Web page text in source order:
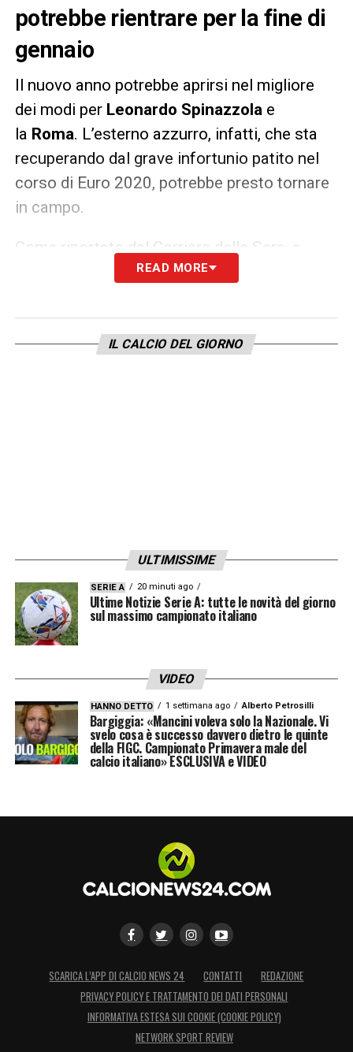
potrebbe rientrare per la fine di
gennaio
Il nuovo anno potrebbe aprirsi nel migliore
dei modi per Leonardo Spinazzola e
la Roma. L’esterno azzurro, infatti, che sta
recuperando dal grave infortunio patito nel
corso di Euro 2020, potrebbe presto tornare
in campo.
Come riportato dal Corriere della Sera, a
breve avrà un nuovo consulto con il
l’ultima volta le sue condizioni. In caso di via
libera,Spinazzolapotrà tornare a
READ MORE
IL CALCIO DEL GIORNO
ULTIMISSIME
SERIE A 20 minuti ago
Ultime Notizie Serie A: tutte le novità del giorno
sul massimo campionato italiano
VIDEO
HANNO DETTO 1 settimana ago Alberto Petrosilli
Bargiggia: «Mancini voleva solo la Nazionale. Vi
svelo cosa è successo davvero dietro le quinte
della FIGC. Campionato Primavera male del
calcio italiano» ESCLUSIVA e VIDEO
SCARICA L’APP DI CALCIO NEWS 24 CONTATTI
REDAZIONE
PRIVACY POLICY E TRATTAMENTO DEI DATI PERSONALI
INFORMATIVA ESTESA SUI COOKIE (COOKIE POLICY)
NETWORK SPORT REVIEW